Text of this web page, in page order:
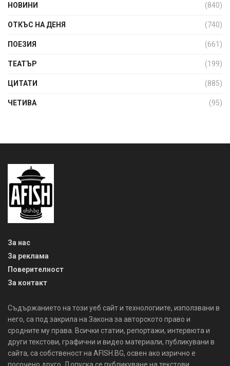
НОВИНИ (840)
ОТКЪС НА ДЕНЯ (740)
ПОЕЗИЯ (661)
ТЕАТЪР (199)
ЦИТАТИ (885)
ЧЕТИВА (95)
За нас
За реклама
Поверителност
За контакт
Съдържанието на този уеб сайт и технологиите, използвани в
него, са под закрила на Закона за авторското право и
сродните му права. Всички статии, репортажи, интервюта и
други текстови, графични и видео материали, публикувани в
сайта, са собственост на AFISH.BG, освен ако изрично е
посочено друго. Допуска се публикуване на текстови